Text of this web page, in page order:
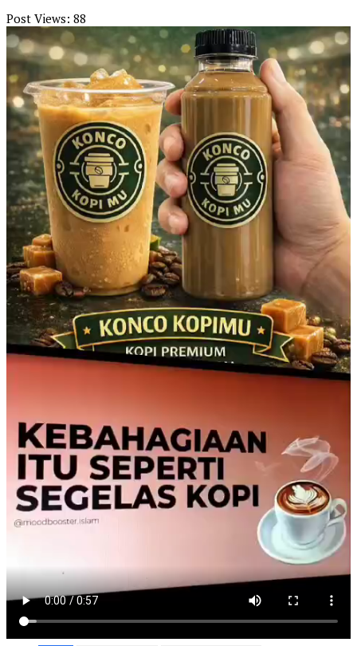
Post Views: 88